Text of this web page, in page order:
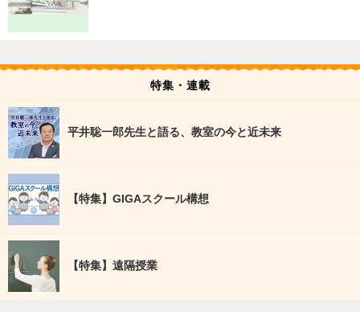
特集・連載
平井聡一郎先生と語る、教室の今と近未来
【特集】GIGAスクール構想
【特集】遠隔授業